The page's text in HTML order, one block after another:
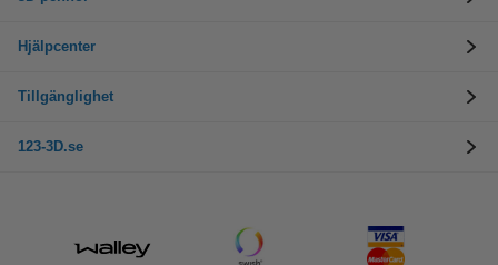
Hjälpcenter
Tillgänglighet
123-3D.se